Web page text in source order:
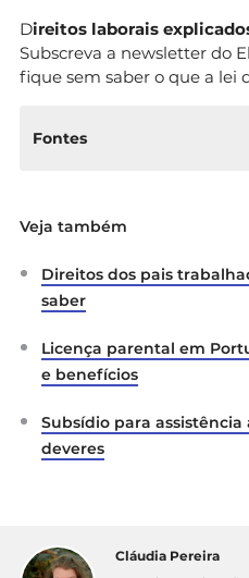
Direitos laborais
Subscreva a newsletter do
fique sem saber o que a lei
Fontes
(ACT). (2026).
DECO PROteste. (2025).
como justificar faltas ao
https://
noticias/greve-escolas-
trabalho
Ordem dos
Guia prático: regime das
outubro).Acórdão —
Veja também
Direitos dos pais
saber
Licença parental em
e benefícios
Subsídio para
deveres
Cláudia Pereira